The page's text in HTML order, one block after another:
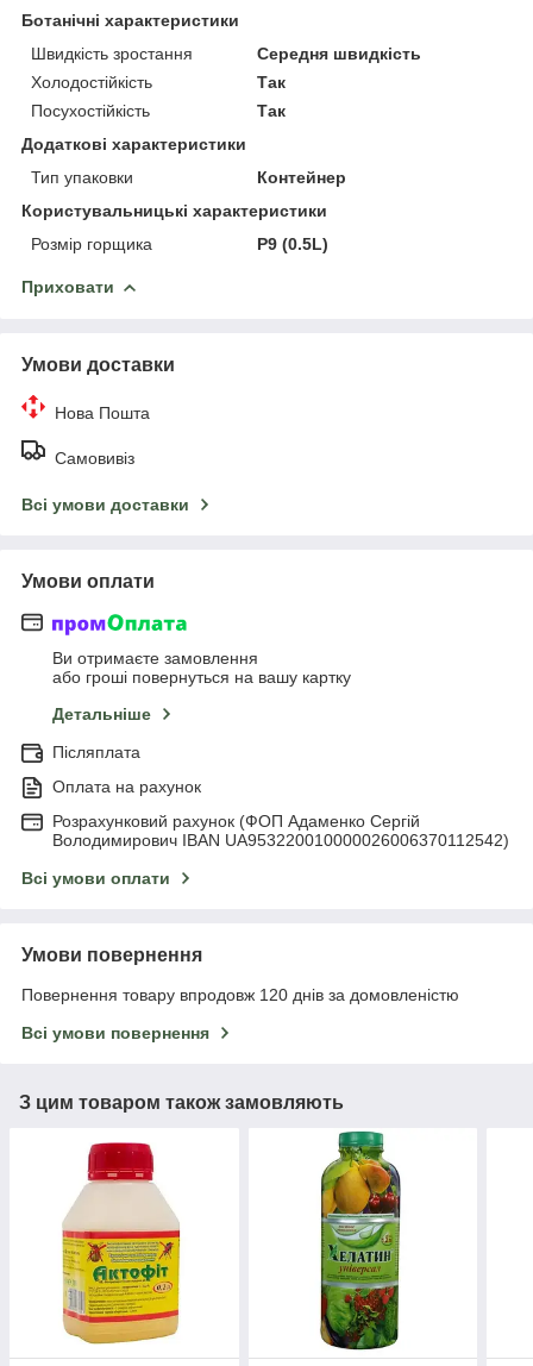
Ботанічні характеристики
Швидкість зростання
Середня швидкість
Холодостійкість
Так
Посухостійкість
Так
Додаткові характеристики
Тип упаковки
Контейнер
Користувальницькі характеристики
Розмір горщика
P9 (0.5L)
Приховати
Умови доставки
Нова Пошта
Самовивіз
Всі умови доставки
Умови оплати
Ви отримаєте замовлення
або гроші повернуться на вашу картку
Детальніше
Післяплата
Оплата на рахунок
Розрахунковий рахунок (ФОП Адаменко Сергій
Володимирович IBAN UA953220010000026006370112542)
Всі умови оплати
Умови повернення
Повернення товару впродовж 120 днів за домовленістю
Всі умови повернення
З цим товаром також замовляють